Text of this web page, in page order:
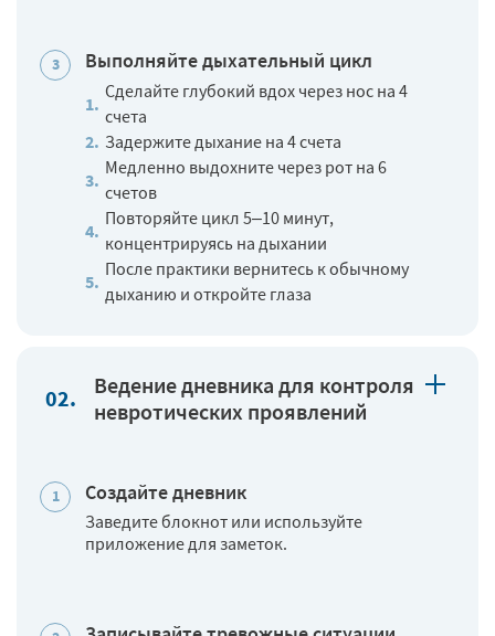
Выполняйте дыхательный цикл
Сделайте глубокий вдох через нос на 4
счета
Задержите дыхание на 4 счета
Медленно выдохните через рот на 6
счетов
Повторяйте цикл 5–10 минут,
концентрируясь на дыхании
После практики вернитесь к обычному
дыханию и откройте глаза
Ведение дневника для контроля
невротических проявлений
Создайте дневник
Заведите блокнот или используйте
приложение для заметок.